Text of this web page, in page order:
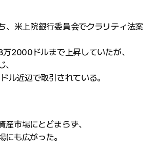
、米上院銀行委員会でクラリティ法案
2000ドルまで上昇していたが、
ル近辺で取引されている。
産市場にとどまらず、
にも広がった。